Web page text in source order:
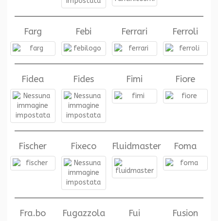
Farg Febi Ferrari Ferroli
Fidea Fides Fimi Fiore
Fischer Fixeco Fluidmaster Foma
Fra.bo Fugazzola Fui Fusion